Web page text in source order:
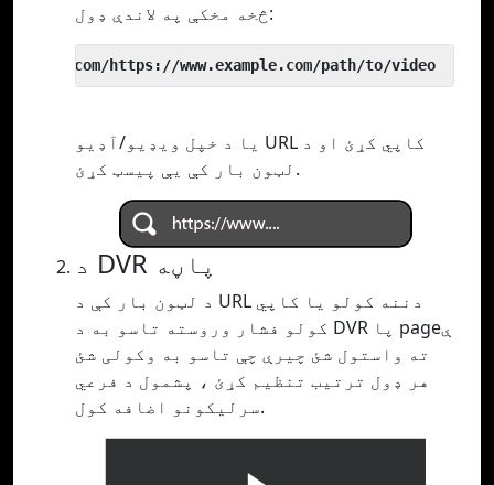
څخه مخکې په لاندې ډول:
یا د خپل ویډیو/آډیو URL کاپي کړئ او د
لټون بار کې یې پیسټ کړئ.
د DVR پاڼه
د لټون بار کې د URL دننه کولو یا کاپي
کولو فشار وروسته تاسو به د DVR پا pageې
ته واستول شئ چیرې چې تاسو به وکولی شئ
هر ډول ترتیب تنظیم کړئ ، پشمول د فرعي
سرلیکونو اضافه کول.